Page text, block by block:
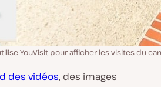
utilise YouVisit pour afficher les visites du
des vidéos, des images